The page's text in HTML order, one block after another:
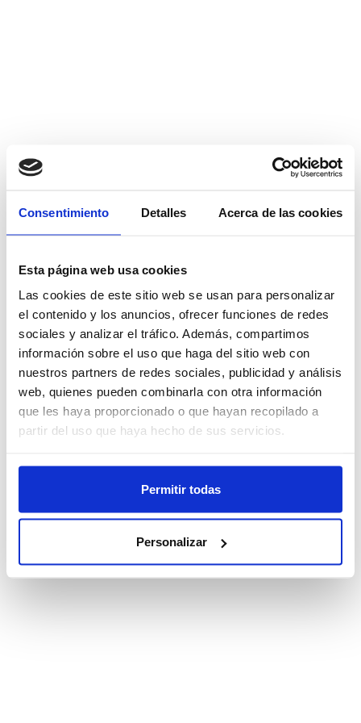
Consentimiento Detalles Acerca de las cookies
Esta página web usa cookies
Las cookies de este sitio web se usan para personalizar
el contenido y los anuncios, ofrecer funciones de redes
sociales y analizar el tráfico. Además, compartimos
información sobre el uso que haga del sitio web con
nuestros partners de redes sociales, publicidad y análisis
web, quienes pueden combinarla con otra información
que les haya proporcionado o que hayan recopilado a
partir del uso que haya hecho de sus servicios.
Permitir todas
Personalizar